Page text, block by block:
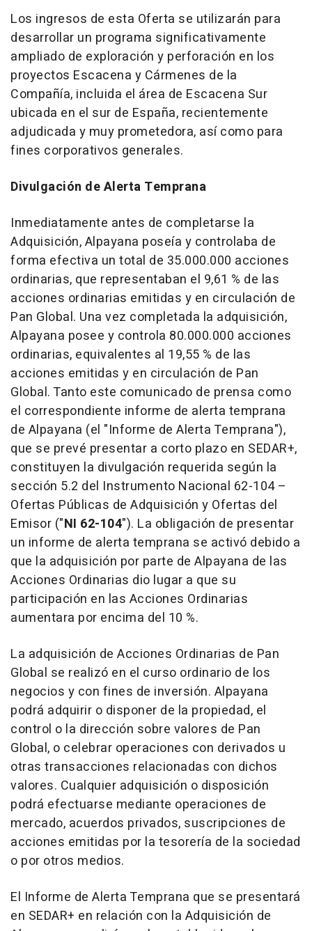
Los ingresos de esta Oferta se utilizarán para
desarrollar un programa significativamente
ampliado de exploración y perforación en los
proyectos Escacena y Cármenes de la
Compañía, incluida el área de Escacena Sur
ubicada en el sur de España, recientemente
adjudicada y muy prometedora, así como para
fines corporativos generales.
Divulgación de Alerta Temprana
Inmediatamente antes de completarse la
Adquisición, Alpayana poseía y controlaba de
forma efectiva un total de 35.000.000 acciones
ordinarias, que representaban el 9,61 % de las
acciones ordinarias emitidas y en circulación de
Pan Global. Una vez completada la adquisición,
Alpayana posee y controla 80.000.000 acciones
ordinarias, equivalentes al 19,55 % de las
acciones emitidas y en circulación de Pan
Global. Tanto este comunicado de prensa como
el correspondiente informe de alerta temprana
de Alpayana (el "Informe de Alerta Temprana"),
que se prevé presentar a corto plazo en SEDAR+,
constituyen la divulgación requerida según la
sección 5.2 del Instrumento Nacional 62-104 –
Ofertas Públicas de Adquisición y Ofertas del
Emisor ("NI 62-104"). La obligación de presentar
un informe de alerta temprana se activó debido a
que la adquisición por parte de Alpayana de las
Acciones Ordinarias dio lugar a que su
participación en las Acciones Ordinarias
aumentara por encima del 10 %.
La adquisición de Acciones Ordinarias de Pan
Global se realizó en el curso ordinario de los
negocios y con fines de inversión. Alpayana
podrá adquirir o disponer de la propiedad, el
control o la dirección sobre valores de Pan
Global, o celebrar operaciones con derivados u
otras transacciones relacionadas con dichos
valores. Cualquier adquisición o disposición
podrá efectuarse mediante operaciones de
mercado, acuerdos privados, suscripciones de
acciones emitidas por la tesorería de la sociedad
o por otros medios.
El Informe de Alerta Temprana que se presentará
en SEDAR+ en relación con la Adquisición de